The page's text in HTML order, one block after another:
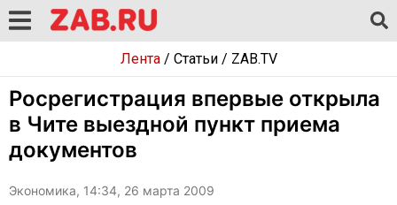
Лента/ Статьи/ ZAB.TV
Росрегистрация впервые открыла
в Чите выездной пункт приема
документов
Экономика, 14:34, 26 марта 2009